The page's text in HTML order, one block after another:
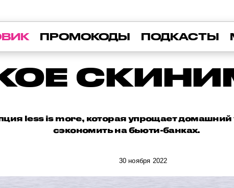
ПРОМОКОДЫ ПОДКАСТЫ
less is more, которая упрощает домашний
сэкономить на бьюти-банках.
30 ноября 2022